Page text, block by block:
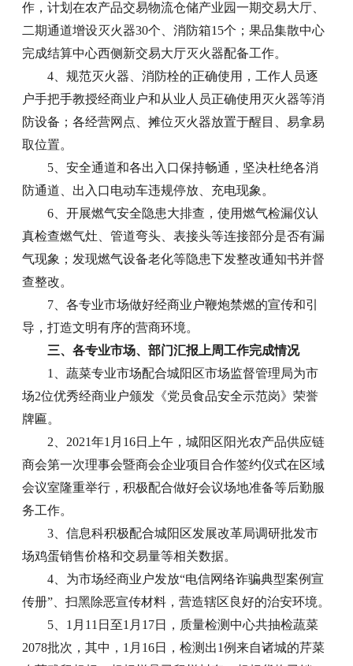
作，计划在农产品交易物流仓储产业园一期交易大厅、
二期通道增设灭火器30个、消防箱15个；果品集散中心
完成结算中心西侧新交易大厅灭火器配备工作。
4、规范灭火器、消防栓的正确使用，工作人员逐
户手把手教授经商业户和从业人员正确使用灭火器等消
防设备；各经营网点、摊位灭火器放置于醒目、易拿易
取位置。
5、安全通道和各出入口保持畅通，坚决杜绝各消
防通道、出入口电动车违规停放、充电现象。
6、开展燃气安全隐患大排查，使用燃气检漏仪认
真检查燃气灶、管道弯头、表接头等连接部分是否有漏
气现象；发现燃气设备老化等隐患下发整改通知书并督
查整改。
7、各专业市场做好经商业户鞭炮禁燃的宣传和引
导，打造文明有序的营商环境。
三、各专业市场、部门汇报上周工作完成情况
1、蔬菜专业市场配合城阳区市场监督管理局为市
场2位优秀经商业户颁发《党员食品安全示范岗》荣誉
牌匾。
2、2021年1月16日上午，城阳区阳光农产品供应链
商会第一次理事会暨商会企业项目合作签约仪式在区域
会议室隆重举行，积极配合做好会议场地准备等后勤服
务工作。
3、信息科积极配合城阳区发展改革局调研批发市
场鸡蛋销售价格和交易量等相关数据。
4、为市场经商业户发放“电信网络诈骗典型案例宣
传册”、扫黑除恶宣传材料，营造辖区良好的治安环境。
5、1月11日至1月17日，质量检测中心共抽检蔬菜
2078批次，其中，1月16日，检测出1例来自诸城的芹菜